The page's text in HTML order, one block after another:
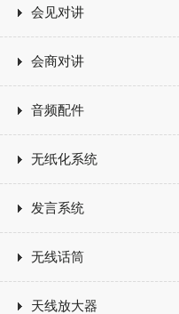
会见对讲
会商对讲
音频配件
无纸化系统
发言系统
无线话筒
天线放大器